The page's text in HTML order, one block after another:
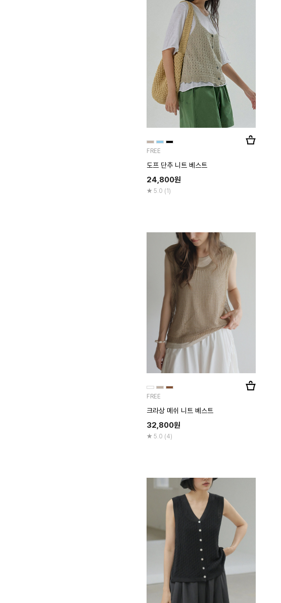
FREE
도프 단추 니트 베스트
24,800원
5.0 (1)
FREE
크라상 메쉬 니트 베스트
32,800원
5.0 (4)